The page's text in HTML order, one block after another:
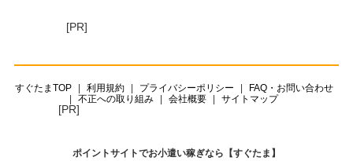
[PR]
すぐたまTOP 利用規約 プライバシーポリシー
FAQ・お問い合わせ
不正への取り組み
会社概要 サイトマップ
[PR]
ポイントサイトでお小遣い稼ぎなら【すぐたま】